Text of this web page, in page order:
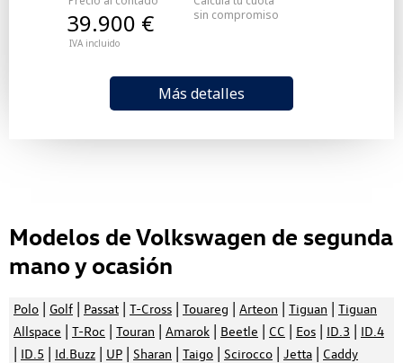
IVA incluido
39.900 €
Más detalles
sin compromiso
Modelos de Volkswagen de segunda
mano y ocasión
Polo | Golf | Passat | T-Cross | Touareg | Arteon | Tiguan | Tiguan
Allspace | T-Roc | Touran | Amarok | Beetle | CC | Eos | ID.3 | ID.4
| ID.5 | Id.Buzz | UP | Sharan | Taigo | Scirocco | Jetta | Caddy